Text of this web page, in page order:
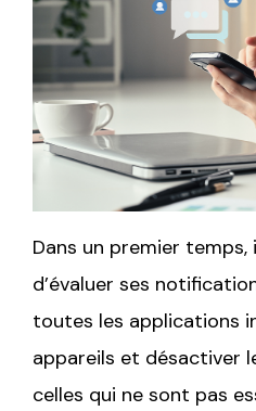
Dans un premier
d’évaluer ses
toutes les applications
appareils et désactiver
celles qui ne sont pas